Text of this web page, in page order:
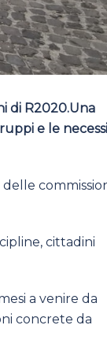
di R2020.Una
e le
cittadini
a venire da
concrete da